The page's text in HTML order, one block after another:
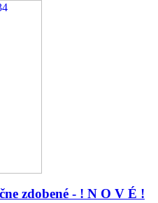
zdobené - ! N O V É !